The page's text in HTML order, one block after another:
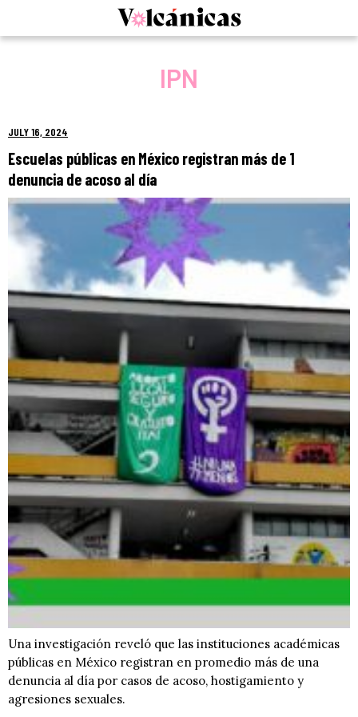
IPN
JULY 16, 2024
Escuelas públicas en México registran más de 1
denuncia de acoso al día
Una investigación reveló que las instituciones académicas
públicas en México registran en promedio más de una
denuncia al día por casos de acoso, hostigamiento y
agresiones sexuales.